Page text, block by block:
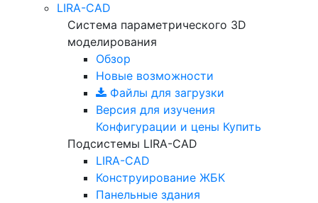
LIRA-CAD
Система параметрического 3D
моделирования
Обзор
Новые возможности
Файлы для загрузки
Версия для изучения
Конфигурации и цены Купить
Подсистемы LIRA-CAD
LIRA-CAD
Конструирование ЖБК
Панельные здания